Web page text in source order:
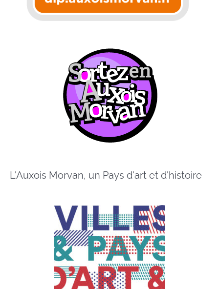
L'Auxois Morvan, un Pays d'art et d'histoire